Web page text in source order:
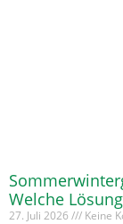
Welche
27. Juli 2026 Keine